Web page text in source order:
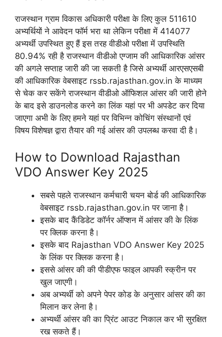
राजस्थान ग्राम विकास अधिकारी परीक्षा के लिए कुल 511610
अभ्यर्थियों ने आवेदन फॉर्म भरा था लेकिन परीक्षा में 414077
अभ्यर्थी उपस्थित हुए हैं इस तरह वीडीओ परीक्षा में उपस्थिति
80.94% रही है राजस्थान वीडीओ एग्जाम की आधिकारिक आंसर
की अगले सप्ताह जारी की जा सकती है जिसे अभ्यर्थी आरएसएसबी
की आधिकारिक वेबसाइट rssb.rajasthan.gov.in के माध्यम
से चेक कर सकेंगे राजस्थान वीडीओ ऑफिशल आंसर की जारी होने
के बाद इसे डाउनलोड करने का लिंक यहां पर भी अपडेट कर दिया
जाएगा अभी के लिए हमने यहां पर विभिन्न कोचिंग संस्थानों एवं
विषय विशेषज्ञ द्वारा तैयार की गई आंसर की उपलब्ध करवा दी है।
How to Download Rajasthan
VDO Answer Key 2025
सबसे पहले राजस्थान कर्मचारी चयन बोर्ड की आधिकारिक
वेबसाइट rssb.rajasthan.gov.in पर जाना है।
इसके बाद कैंडिडेट कॉर्नर ऑप्शन में आंसर की के लिंक
पर क्लिक करना है।
इसके बाद Rajasthan VDO Answer Key 2025
के लिंक पर क्लिक करना है।
इससे आंसर की की पीडीएफ फाइल आपकी स्क्रीन पर
खुल जाएगी।
अब अभ्यर्थी को अपने पेपर कोड के अनुसार आंसर की का
मिलान कर लेना है।
अभ्यर्थी आंसर की का प्रिंट आउट निकाल कर भी सुरक्षित
रख सकते हैं।